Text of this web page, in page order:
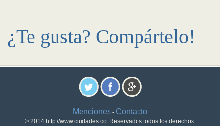
¿Te gusta? Compártelo!
Menciones - Contacto
© 2014 http://www.ciudades.co. Reservados todos los derechos.